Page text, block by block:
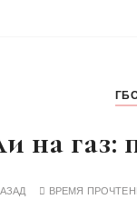
на газ:
ВРЕМЯ